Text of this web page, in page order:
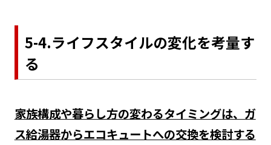
5-4.ライフスタイルの変化を考量す
る
家族構成や暮らし方の変わるタイミングは、ガ
ス給湯器からエコキュートへの交換を検討する